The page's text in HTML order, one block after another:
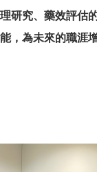
理研究、藥效評估
能，為未來的職涯